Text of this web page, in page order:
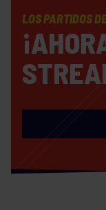
LOS PARTIDOS